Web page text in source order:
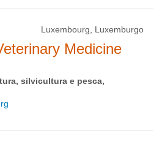
Luxembourg, Luxemburgo
Medicine
silvicultura e pesca,